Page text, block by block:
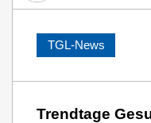
TGL-News
Trendtage